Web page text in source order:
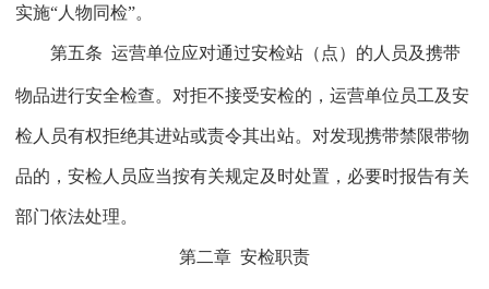
实施“人物同检”。
第五条 运营单位应对通过安检站（点）的人员及携带
物品进行安全检查。对拒不接受安检的，运营单位员工及安
检人员有权拒绝其进站或责令其出站。对发现携带禁限带物
品的，安检人员应当按有关规定及时处置，必要时报告有关
部门依法处理。
第二章 安检职责